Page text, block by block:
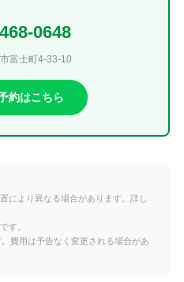
0648
富士町4-33-10
約はこちら
により異なる場合があります。詳し
す。
費用は予告なく変更される場合があ